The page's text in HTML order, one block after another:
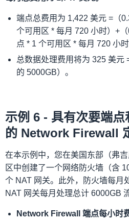
端点总费用为 1,422 美元 =（
个可用区 * 每月 720 小时）+
点 * 1 个可用区 * 每月 720 小时
总数据处理费用将为 325 美元
的 5000GB）。
示例 6 - 具有次要端
的 Network Firewall
在本示例中，您在美国东部（弗
区中创建了一个网络防火墙（含
个 NAT 网关。此外，防火墙每月
NAT 网关每月处理总计 6000GB
Network Firewall 端点每小时